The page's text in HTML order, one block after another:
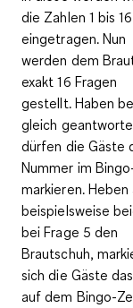
die Zahlen 1 bis 16
eingetragen. Nun
werden dem
exakt 16 Fragen
gestellt. Haben
gleich
dürfen die Gäste
Nummer im
markieren. Heben
beispielsweise
bei Frage 5 den
Brautschuh,
sich die Gäste
auf dem Bingo-